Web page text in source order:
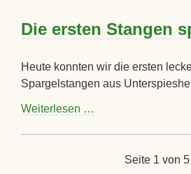
Ostern
kann
Die ersten Stangen
Heute konnten wir die ersten
Spargelstangen aus
Weiterlesen …
spitzenSeite 1 von 5